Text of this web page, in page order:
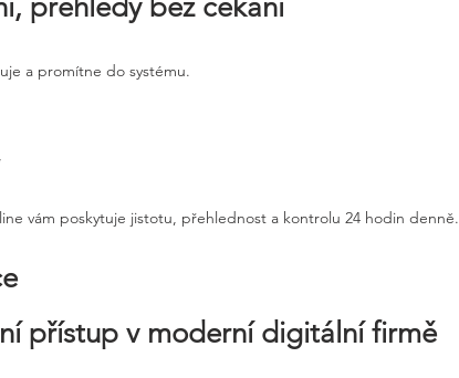
přehledy bez čekání
a promítne do systému.
vám poskytuje jistotu, přehlednost a kontrolu 24 hodin denně.
přístup v moderní digitální firmě